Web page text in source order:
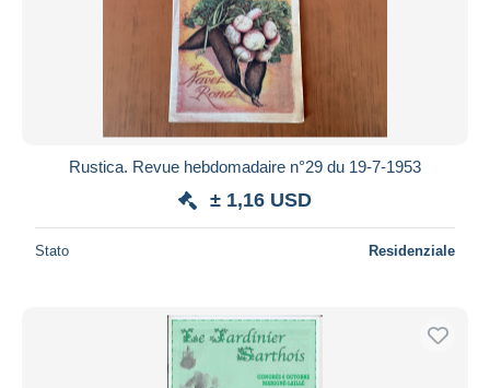
Rustica. Revue hebdomadaire n°29 du 19-7-1953
± 1,16 USD
Stato Residenziale